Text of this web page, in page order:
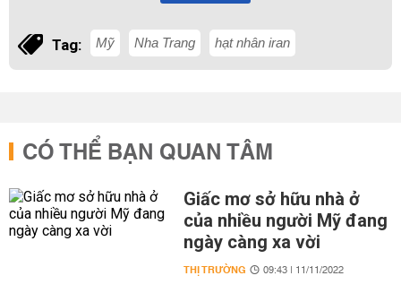
Tag: Mỹ Nha Trang hạt nhân iran
CÓ THỂ BẠN QUAN TÂM
Giấc mơ sở hữu nhà ở
của nhiều người Mỹ đang
ngày càng xa vời
THỊ TRƯỜNG 09:43 | 11/11/2022